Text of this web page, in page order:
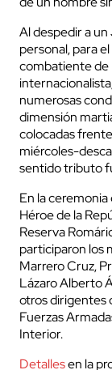
Al despedir a
personal, para
combatiente de
numerosas
dimensión
colocadas
miércoles-
sentido tributo
En la
Héroe de la
Reserva
participaron los
Marrero Cruz,
Lázaro Alberto
otros dirigentes
Fuerzas
Interior.
Detallesen la